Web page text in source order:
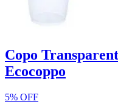
Copo
Ecocoppo
5% OFF